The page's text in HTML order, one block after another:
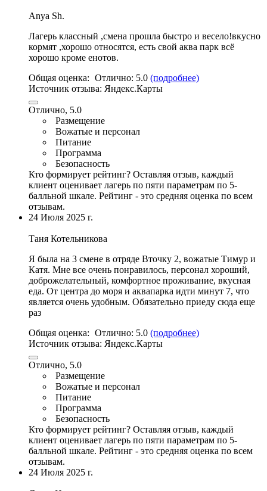
Anya Sh.
Лагерь классный ,смена прошла быстро и весело!вкусно
кормят ,хорошо относятся, есть свой аква парк всё
хорошо кроме енотов.
Общая оценка: Отлично: 5.0 (подробнее)
Источник отзыва: Яндекс.Карты
Отлично, 5.0
Размещение
Вожатые и персонал
Питание
Программа
Безопасность
Кто формирует рейтинг? Оставляя отзыв, каждый
клиент оценивает лагерь по пяти параметрам по 5-
балльной шкале. Рейтинг - это средняя оценка по всем
отзывам.
24 Июля 2025 г.
Таня Котельникова
Я была на 3 смене в отряде Вточку 2, вожатые Тимур и
Катя. Мне все очень понравилось, персонал хороший,
доброжелательный, комфортное проживание, вкусная
еда. От центра до моря и аквапарка идти минут 7, что
является очень удобным. Обязательно приеду сюда еще
раз
Общая оценка: Отлично: 5.0 (подробнее)
Источник отзыва: Яндекс.Карты
Отлично, 5.0
Размещение
Вожатые и персонал
Питание
Программа
Безопасность
Кто формирует рейтинг? Оставляя отзыв, каждый
клиент оценивает лагерь по пяти параметрам по 5-
балльной шкале. Рейтинг - это средняя оценка по всем
отзывам.
24 Июля 2025 г.